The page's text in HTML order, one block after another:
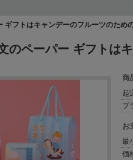
ギフトはキャンデーのフルーツのため
のペーパー ギフトは
商
起
ブ
お
最
価